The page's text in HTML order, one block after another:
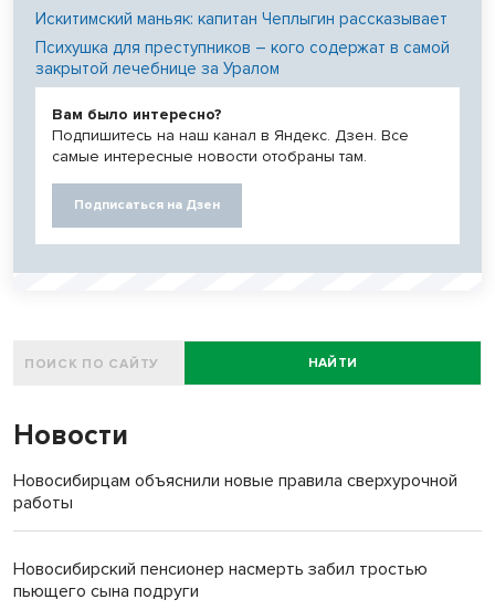
Искитимский маньяк: капитан Чеплыгин рассказывает
Психушка для преступников – кого содержат в самой
закрытой лечебнице за Уралом
Вам было интересно?
Подпишитесь на наш канал в Яндекс. Дзен. Все
самые интересные новости отобраны там.
Подписаться на Дзен
НАЙТИ
Новости
Новосибирцам объяснили новые правила сверхурочной
работы
Новосибирский пенсионер насмерть забил тростью
пьющего сына подруги